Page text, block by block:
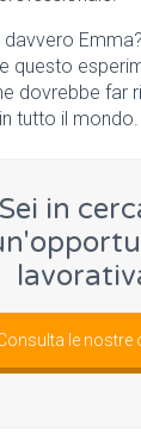
questo
dovrebbe far
tutto il mondo.
Sei in
le nostre